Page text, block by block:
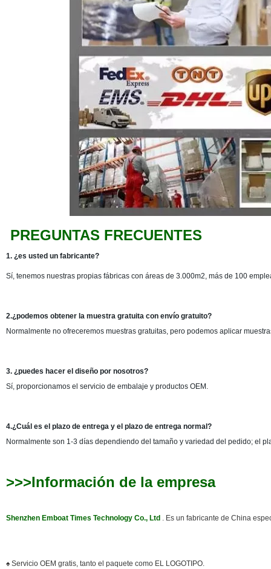
PREGUNTAS FRECUENTES
1. ¿es usted un fabricante?
Sí, tenemos nuestras propias fábricas con áreas de 3.000m2, más de 100
2.¿podemos obtener la muestra gratuita con envío gratuito?
Normalmente no ofreceremos muestras gratuitas, pero podemos aplicar
3. ¿puedes hacer el diseño por nosotros?
Sí, proporcionamos el servicio de embalaje y productos OEM.
4.¿Cuál es el plazo de entrega y el plazo de entrega normal?
Normalmente son 1-3 días dependiendo del tamaño y variedad del pedido; el
>>>Información de la empresa
Shenzhen Emboat Times Technology Co., Ltd . Es un fabricante de China
♠ Servicio OEM gratis, tanto el paquete como EL LOGOTIPO.